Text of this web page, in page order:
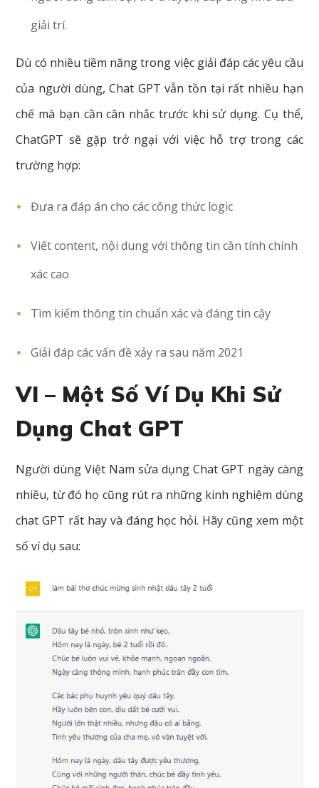
giải trí.
Dù có nhiều tiềm năng trong việc giải đáp các yêu cầu
của người dùng, Chat GPT vẫn tồn tại rất nhiều hạn
chế mà bạn cần cân nhắc trước khi sử dụng. Cụ thể,
ChatGPT sẽ gặp trở ngại với việc hỗ trợ trong các
trường hợp:
Đưa ra đáp án cho các công thức logic
Viết content, nội dung với thông tin cần tính chính
xác cao
Tìm kiếm thông tin chuẩn xác và đáng tin cậy
Giải đáp các vấn đề xảy ra sau năm 2021
VI – Một Số Ví Dụ Khi Sử
Dụng Chat GPT
Người dùng Việt Nam sửa dụng Chat GPT ngày càng
nhiều, từ đó họ cũng rút ra những kinh nghiệm dùng
chat GPT rất hay và đáng học hỏi. Hãy cũng xem một
số ví dụ sau: